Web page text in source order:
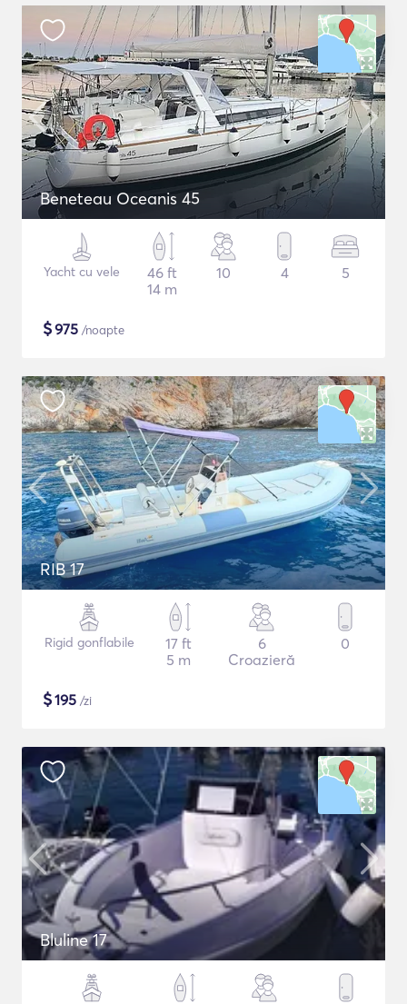
Beneteau Oceanis 45
Yacht cu vele
46 ft
14 m
10 4 5
$975 /noapte
RIB 17
Rigid gonflabile
17 ft
5 m
6
Croazieră
0
$195 /zi
Bluline 17